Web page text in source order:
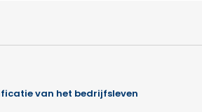
van het bedrijfsleven